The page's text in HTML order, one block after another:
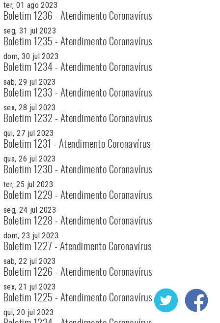
ter, 01 ago 2023
Boletim 1236 - Atendimento Coronavírus
seg, 31 jul 2023
Boletim 1235 - Atendimento Coronavírus
dom, 30 jul 2023
Boletim 1234 - Atendimento Coronavírus
sab, 29 jul 2023
Boletim 1233 - Atendimento Coronavírus
sex, 28 jul 2023
Boletim 1232 - Atendimento Coronavírus
qui, 27 jul 2023
Boletim 1231 - Atendimento Coronavírus
qua, 26 jul 2023
Boletim 1230 - Atendimento Coronavírus
ter, 25 jul 2023
Boletim 1229 - Atendimento Coronavírus
seg, 24 jul 2023
Boletim 1228 - Atendimento Coronavírus
dom, 23 jul 2023
Boletim 1227 - Atendimento Coronavírus
sab, 22 jul 2023
Boletim 1226 - Atendimento Coronavírus
sex, 21 jul 2023
Boletim 1225 - Atendimento Coronavírus
qui, 20 jul 2023